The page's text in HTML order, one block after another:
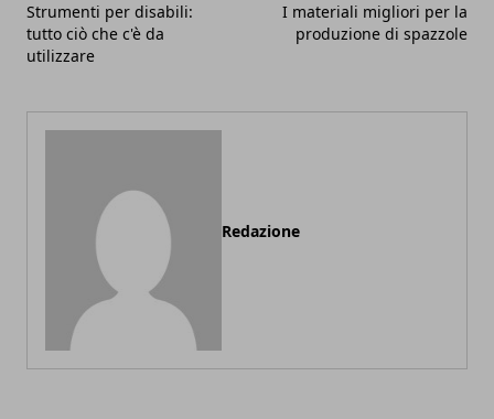
Strumenti per disabili:
tutto ciò che c'è da
utilizzare
I materiali migliori per la
produzione di spazzole
Redazione